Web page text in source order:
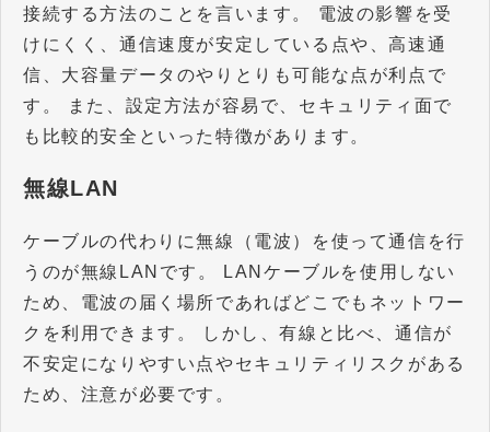
接続する方法のことを言います。 電波の影響を受
けにくく、通信速度が安定している点や、高速通
信、大容量データのやりとりも可能な点が利点で
す。 また、設定方法が容易で、セキュリティ面で
も比較的安全といった特徴があります。
無線LAN
ケーブルの代わりに無線（電波）を使って通信を行
うのが無線LANです。 LANケーブルを使用しない
ため、電波の届く場所であればどこでもネットワー
クを利用できます。 しかし、有線と比べ、通信が
不安定になりやすい点やセキュリティリスクがある
ため、注意が必要です。